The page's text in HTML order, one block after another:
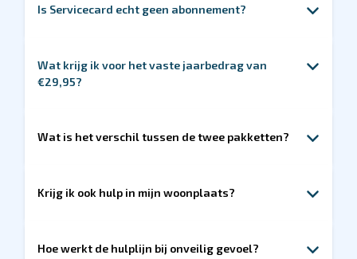
Is Servicecard echt geen abonnement?
verlengen. Daarom ontvang je ongeveer 1 maand voor
de einddatum een e-mail. Als je niets doet verlengen
Wat krijg ik voor het vaste jaarbedrag van
€29,95?
Wat is het verschil tussen de twee pakketten?
ervaart onderweg of veel alleen reist.
Krijg ik ook hulp in mijn woonplaats?
Hoe werkt de hulplijn bij onveilig gevoel?